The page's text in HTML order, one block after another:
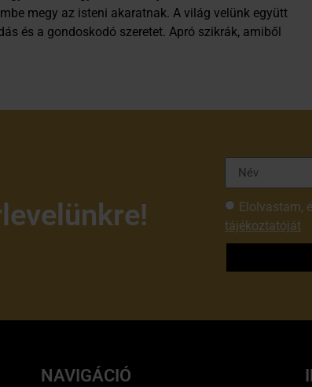
megy az isteni akaratnak. A világ velünk együtt
és a gondoskodó szeretet. Apró szikrák, amiből
Elolvastam,
tájékoztatóját
NAVIGÁCIÓ